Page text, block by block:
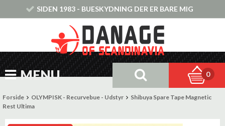
SIDEN 1983 - BUESKYDNING DER ER BARE MIG
MENU 0
Forside OLYMPISK - Recurvebue - Udstyr
Shibuya Spare Tape Magnetic
Rest Ultima